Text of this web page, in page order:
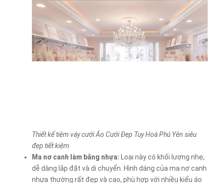
Thiết kế tiệm váy cưới Áo Cưới Đẹp Tuy Hoà Phú Yên siêu
đẹp tiết kiệm
Ma nơ canh làm bằng nhựa: Loại này có khối lượng nhẹ,
dễ dàng lắp đặt và di chuyển. Hình dáng của ma nơ canh
nhựa thường rất đẹp và cao, phù hợp với nhiều kiểu áo